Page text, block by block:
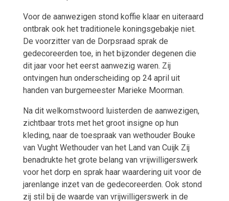
Voor de aanwezigen stond koffie klaar en uiteraard
ontbrak ook het traditionele koningsgebakje niet.
De voorzitter van de Dorpsraad sprak de
gedecoreerden toe, in het bijzonder degenen die
dit jaar voor het eerst aanwezig waren. Zij
ontvingen hun onderscheiding op 24 april uit
handen van burgemeester Marieke Moorman.
Na dit welkomstwoord luisterden de aanwezigen,
zichtbaar trots met het groot insigne op hun
kleding, naar de toespraak van wethouder Bouke
van Vught Wethouder van het Land van Cuijk Zij
benadrukte het grote belang van vrijwilligerswerk
voor het dorp en sprak haar waardering uit voor de
jarenlange inzet van de gedecoreerden. Ook stond
zij stil bij de waarde van vrijwilligerswerk in de